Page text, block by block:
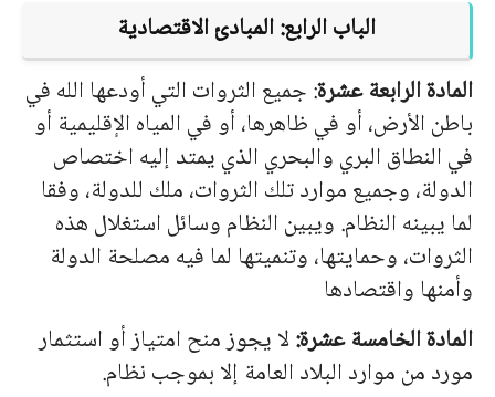
الباب الرابع: المبادئ الاقتصادية
المادة الرابعة عشرة: جميع الثروات التي أودعها الله في
باطن الأرض، أو في ظاهرها، أو في المياه الإقليمية أو
في النطاق البري والبحري الذي يمتد إليه اختصاص
الدولة، وجميع موارد تلك الثروات، ملك للدولة، وفقا
لما يبينه النظام. ويبين النظام وسائل استغلال هذه
الثروات، وحمايتها، وتنميتها لما فيه مصلحة الدولة
وأمنها واقتصادها
المادة الخامسة عشرة:لا يجوز منح امتياز أو استثمار
مورد من موارد البلاد العامة إلا بموجب نظام.